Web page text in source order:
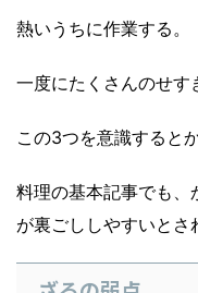
熱いうちに作業する。
一度にたくさんのせす
この3つを意識すると
料理の基本記事でも、
が裏ごししやすいとさ